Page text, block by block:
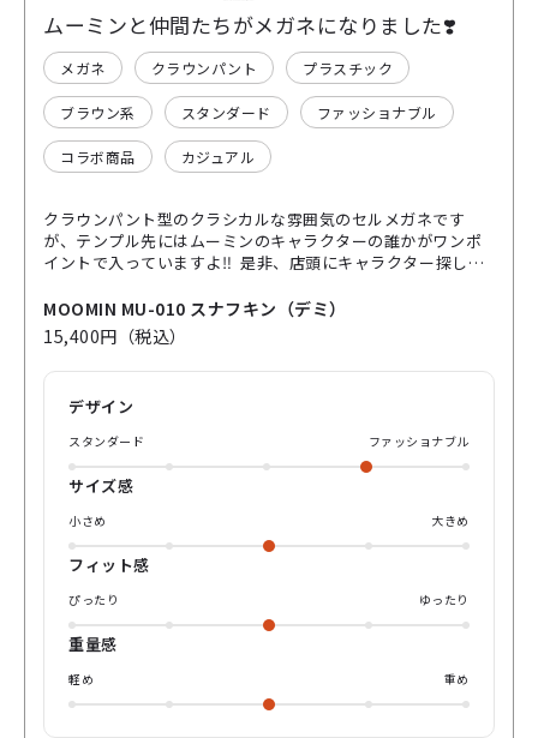
ムーミンと仲間たちがメガネになりました❣️
メガネ クラウンパント プラスチック
ブラウン系 スタンダード ファッショナブル
コラボ商品 カジュアル
クラウンパント型のクラシカルな雰囲気のセルメガネです
が、テンプル先にはムーミンのキャラクターの誰かがワンポ
イントで入っていますよ‼️ 是非、店頭にキャラクター探しに
MOOMIN MU-010 スナフキン（デミ）
15,400円（税込）
デザイン
スタンダード ファッショナブル
サイズ感
小さめ 大きめ
フィット感
ぴったり ゆったり
重量感
軽め 重め